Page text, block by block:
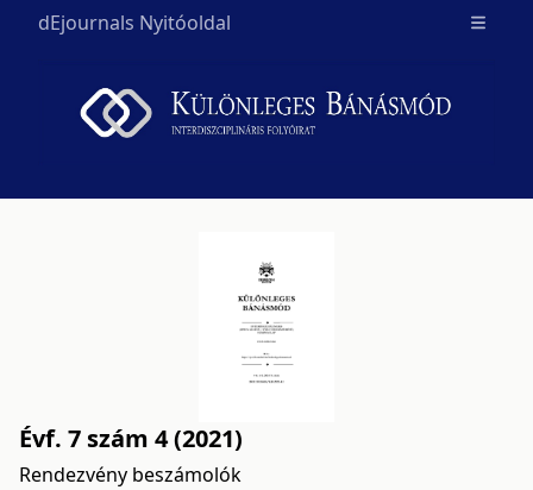
dEjournals Nyitóoldal Open
Évf. 7 szám 4 (2021)
Rendezvény beszámolók